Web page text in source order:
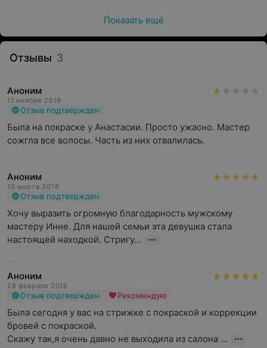
Показать ещё
Отзывы 3
Аноним
11 ноября 2019
Отзыв подтвержден
Была на покраске у Анастасии. Просто ужасно. Мастер
сожгла все волосы. Часть из них отвалилась.
Аноним
10 марта 2018
Отзыв подтвержден
Хочу выразить огромную благодарность мужскому
мастеру Инне. Для нашей семьи эта девушка стала
настоящей находкой. Стригу...
Аноним
28 февраля 2018
Отзыв подтвержден Рекомендую
Была сегодня у вас на стрижке с покраской и коррекции
бровей с покраской.
Скажу так,я очень давно не выходила из салона ...